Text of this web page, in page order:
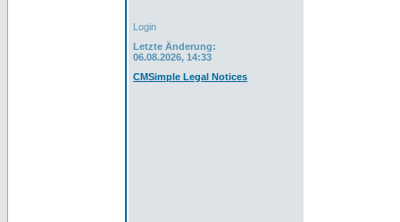
Login
Letzte Änderung:
06.08.2026, 14:33
CMSimple Legal Notices